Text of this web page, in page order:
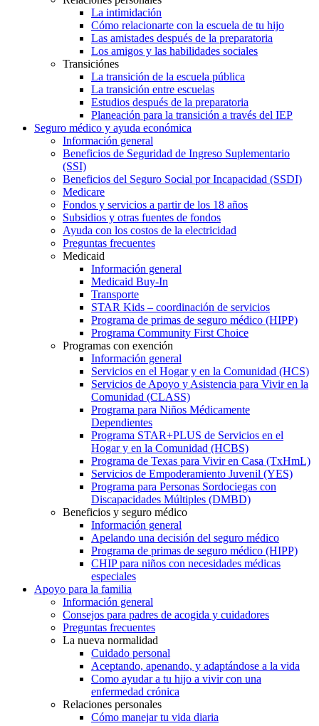
La intimidación
Cómo relacionarte con la escuela de tu hijo
Las amistades después de la preparatoria
Los amigos y las habilidades sociales
Transiciónes
La transición de la escuela pública
La transición entre escuelas
Estudios después de la preparatoria
Planeación para la transición a través del IEP
Seguro médico y ayuda económica
Información general
Beneficios de Seguridad de Ingreso Suplementario
(SSI)
Beneficios del Seguro Social por Incapacidad (SSDI)
Medicare
Fondos y servicios a partir de los 18 años
Subsidios y otras fuentes de fondos
Ayuda con los costos de la electricidad
Preguntas frecuentes
Medicaid
Información general
Medicaid Buy-In
Transporte
STAR Kids – coordinación de servicios
Programa de primas de seguro médico (HIPP)
Programa Community First Choice
Programas con exención
Información general
Servicios en el Hogar y en la Comunidad (HCS)
Servicios de Apoyo y Asistencia para Vivir en la
Comunidad (CLASS)
Programa para Niños Médicamente
Dependientes
Programa STAR+PLUS de Servicios en el
Hogar y en la Comunidad (HCBS)
Programa de Texas para Vivir en Casa (TxHmL)
Servicios de Empoderamiento Juvenil (YES)
Programa para Personas Sordociegas con
Discapacidades Múltiples (DMBD)
Beneficios y seguro médico
Información general
Apelando una decisión del seguro médico
Programa de primas de seguro médico (HIPP)
CHIP para niños con necesidades médicas
especiales
Apoyo para la familia
Información general
Consejos para padres de acogida y cuidadores
Preguntas frecuentes
La nueva normalidad
Cuidado personal
Aceptando, apenando, y adaptándose a la vida
Como ayudar a tu hijo a vivir con una
enfermedad crónica
Relaciones personales
Cómo manejar tu vida diaria